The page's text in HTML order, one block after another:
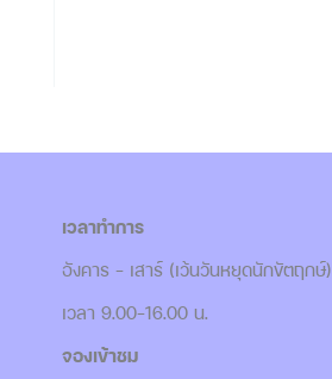
เวลาทำการ
อังคาร - เสาร์ (เว้นวันหยุดนักขัตฤกษ์)
เวลา 9.00-16.00 น.
จองเข้าชม